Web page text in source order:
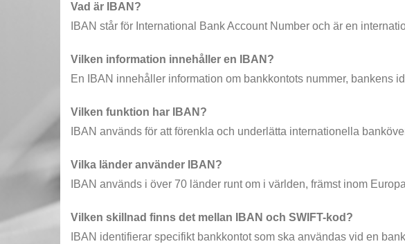
Vad är IBAN?
IBAN står för International Bank Account Number och är en
Vilken information innehåller en IBAN?
En IBAN innehåller information om bankkontots nummer, bankens
Vilken funktion har IBAN?
IBAN används för att förenkla och underlätta internationella
Vilka länder använder IBAN?
IBAN används i över 70 länder runt om i världen, främst inom
Vilken skillnad finns det mellan IBAN och SWIFT-kod?
IBAN identifierar specifikt bankkontot som ska användas vid en